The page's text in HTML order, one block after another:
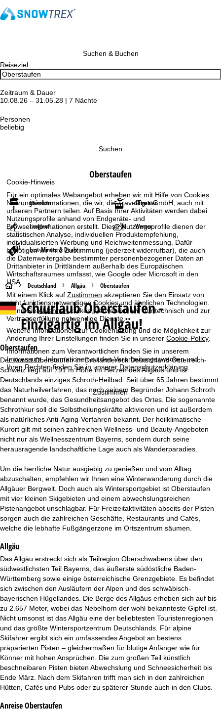
Cookie-Hinweis
Für ein optimales Webangebot erheben wir mit Hilfe von Cookies
Nutzungsinformationen, die wir, die TravelTrex GmbH, auch mit
unseren Partnern teilen. Auf Basis Ihrer Aktivitäten werden dabei
Nutzungsprofile anhand von Endgeräte- und
Browserinformationen erstellt. Diese Nutzungsprofile dienen der
statistischen Analyse, individuellen Produktempfehlung,
individualisierten Werbung und Reichweitenmessung. Dafür
benötigen wir Ihre Zustimmung (jederzeit widerrufbar), die auch
die Datenweitergabe bestimmter personenbezogener Daten an
Drittanbieter in Drittländern außerhalb des Europäischen
Wirtschaftsraumes umfasst, wie Google oder Microsoft in den
USA.
Mit einem Klick aufZustimmen akzeptieren Sie den Einsatz von
nicht funktionsnotwendigen Cookies und ähnlichen Technologien.
Wenn SieAblehnenklicken, verwenden wir nur technisch und zur
Vertragserfüllung notwendige Dienste.
Weitere Informationen zur Cookienutzung und die Möglichkeit zur
Änderung Ihrer Einstellungen finden Sie in unsererCookie-Policy.
Informationen zum Verantwortlichen finden Sie in unserem
Impressum. Informationen zu den Verarbeitungszwecken und
Ihren Rechten finden Sie in unsererDatenschutzerklärung.
Zustimmen
Suchen & Buchen
Reiseziel
Zeitraum & Dauer
10.08.26 – 31.05.28 | 7 Nächte
Personen
beliebig
Suchen
Oberstaufen
Übersicht Skigebiet
Langlauf Wetter
Last-Minute & Deals
S
t
r
t
s
e
i
t
e
Deutschland Allgäu Oberstaufen
SchiurlaubOberstaufen -
Einzigartig im Allgäu!
Oberstaufen
Der Kurort Oberstaufen im Dreiländereck Deutschland-Österreich-
Schweiz liegt auf 791 m Höhe im Herzen des Allgäus und ist
Deutschlands einziges Schroth-Heilbad. Seit über 65 Jahren bestimmt
das Naturheilverfahren, das nach seinem Begründer Johann Schroth
benannt wurde, das Gesundheitsangebot des Ortes. Die sogenannte
Schrothkur soll die Selbstheilungskräfte aktivieren und ist außerdem
als natürliches Anti-Aging-Verfahren bekannt. Der heilklimatische
Kurort gilt mit seinen zahlreichen Wellness- und Beauty-Angeboten
nicht nur als Wellnesszentrum Bayerns, sondern durch seine
herausragende landschaftliche Lage auch als Wanderparadies.
Um die herrliche Natur ausgiebig zu genießen und vom Alltag
abzuschalten, empfehlen wir Ihnen eine Winterwanderung durch die
Allgäuer Bergwelt. Doch auch als Wintersportgebiet ist Oberstaufen
mit vier kleinen Skigebieten und einem abwechslungsreichen
Pistenangebot unschlagbar. Für Freizeitaktivitäten abseits der Pisten
sorgen auch die zahlreichen Geschäfte, Restaurants und Cafés,
welche die lebhafte Fußgängerzone im Ortszentrum säumen.
Allgäu
Das Allgäu erstreckt sich als Teilregion Oberschwabens über den
südwestlichsten Teil Bayerns, das äußerste südöstliche Baden-
Württemberg sowie einige österreichische Grenzgebiete. Es befindet
sich zwischen den Ausläufern der Alpen und des schwäbisch-
bayerischen Hügellandes. Die Berge des Allgäus erheben sich auf bis
zu 2.657 Meter, wobei das Nebelhorn der wohl bekannteste Gipfel ist.
Nicht umsonst ist das Allgäu eine der beliebtesten Touristenregionen
und das größte Wintersportzentrum Deutschlands. Für alpine
Skifahrer ergibt sich ein umfassendes Angebot an bestens
präparierten Pisten – gleichermaßen für blutige Anfänger wie für
Könner mit hohen Ansprüchen. Die zum großen Teil künstlich
beschneibaren Pisten bieten Abwechslung und Schneesicherheit bis
Ende März. Nach dem Skifahren trifft man sich in den zahlreichen
Hütten, Cafés und Pubs oder zu späterer Stunde auch in den Clubs.
Anreise Oberstaufen